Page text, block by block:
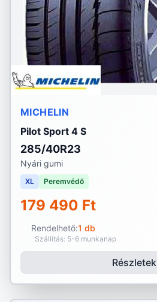
MICHELIN
Pilot Sport 4 S
285/40R23
Nyári gumi
XL Peremvédő
179 490 Ft
Rendelhető:1 db
Szállítás: 5-6 munkanap
Részletek